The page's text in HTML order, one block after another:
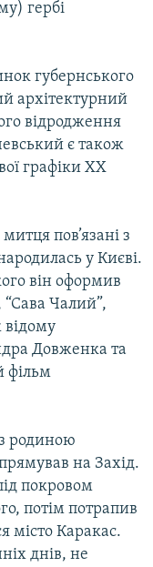
гербі
губернського
архітектурний
відродження
є також
графіки ХХ
пов’язані з
у Києві.
він оформив
“Сава Чалий”,
Довженка та
фільм
родиною
на Захід.
покровом
потім потрапив
місто Каракас.
днів, не